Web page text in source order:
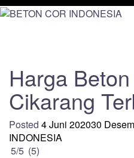
Harga
Cikarang
Posted 4 Juni 202030
INDONESIA
5/5 (5)